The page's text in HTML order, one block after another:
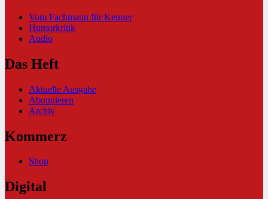
Vom Fachmann für Kenner
Humorkritik
Audio
Das Heft
Aktuelle Ausgabe
Abonnieren
Archiv
Kommerz
Shop
Digital